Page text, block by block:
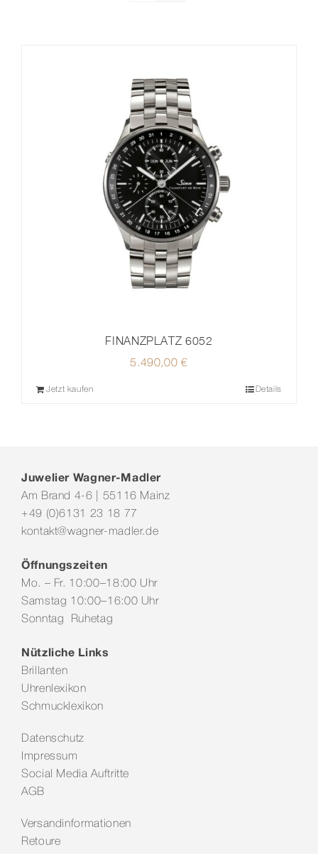
FINANZPLATZ 6052
5.490,00€
Jetzt kaufen Details
Juwelier Wagner-Madler
Am Brand 4-6 | 55116 Mainz
+49 (0)6131 23 18 77
kontakt@wagner-madler.de
Öffnungszeiten
Mo. – Fr. 10:00–18:00 Uhr
Samstag 10:00–16:00 Uhr
Sonntag Ruhetag
Nützliche Links
Brillanten
Uhrenlexikon
Schmucklexikon
Datenschutz
Impressum
Social Media Auftritte
AGB
Versandinformationen
Retoure